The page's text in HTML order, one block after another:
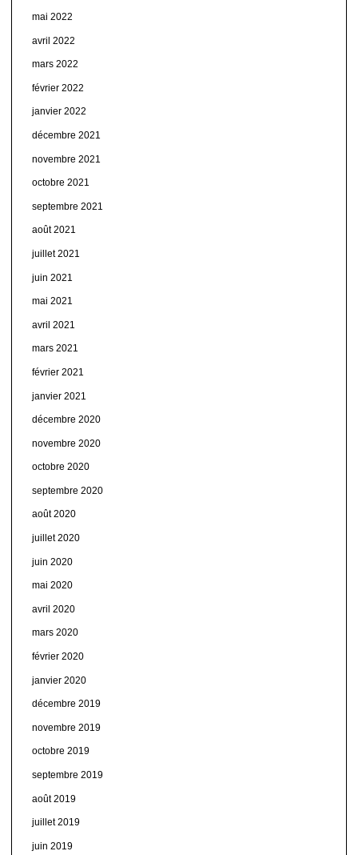
mai 2022
avril 2022
mars 2022
février 2022
janvier 2022
décembre 2021
novembre 2021
octobre 2021
septembre 2021
août 2021
juillet 2021
juin 2021
mai 2021
avril 2021
mars 2021
février 2021
janvier 2021
décembre 2020
novembre 2020
octobre 2020
septembre 2020
août 2020
juillet 2020
juin 2020
mai 2020
avril 2020
mars 2020
février 2020
janvier 2020
décembre 2019
novembre 2019
octobre 2019
septembre 2019
août 2019
juillet 2019
juin 2019